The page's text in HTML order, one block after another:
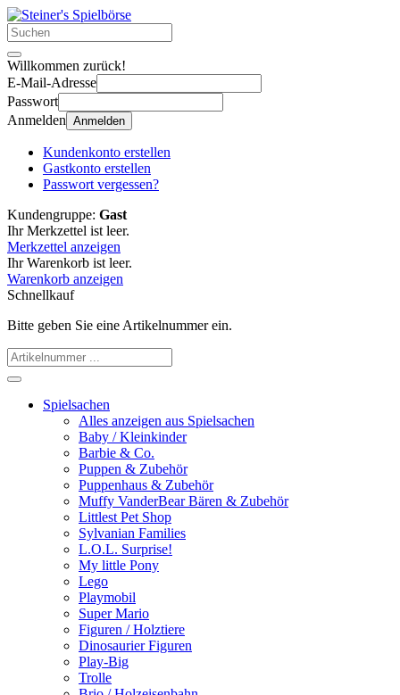
Willkommen zurück!
E-Mail-Adresse
Passwort
Anmelden Anmelden
Kundenkonto erstellen
Gastkonto erstellen
Passwort vergessen?
Kundengruppe: Gast
Ihr Merkzettel ist leer.
Merkzettel anzeigen
Ihr Warenkorb ist leer.
Warenkorb anzeigen
Schnellkauf
Bitte geben Sie eine Artikelnummer ein.
Spielsachen
Alles anzeigen aus Spielsachen
Baby / Kleinkinder
Barbie & Co.
Puppen & Zubehör
Puppenhaus & Zubehör
Muffy VanderBear Bären & Zubehör
Littlest Pet Shop
Sylvanian Families
L.O.L. Surprise!
My little Pony
Lego
Playmobil
Super Mario
Figuren / Holztiere
Dinosaurier Figuren
Play-Big
Trolle